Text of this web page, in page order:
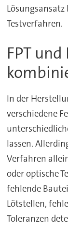
Testverfahren.
FPT
In der
verschiedene
lassen.
Verfahren
oder optische
fehlende
Lötstellen,
Toleranzen